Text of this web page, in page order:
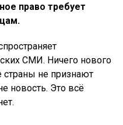
право требует
СМИ. Ничего нового
страны не признают
новость. Это всё